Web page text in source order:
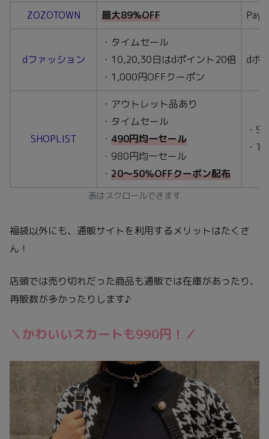
ZOZOTOWN 最大89%OFF
dファッション
・タイムセール
・10,20,30日はdポイント20倍
・1,000円OFFクーポン
dポ
SHOPLIST
・アウトレット品あり
・タイムセール
・ 490円均一セール
・980円均一セール
・ 20～50％OFFクーポン配布
・
・T
表はスクロールできます
福袋以外にも、通販サイトを利用するメリットはたくさ
ん！
店頭では売り切れだった商品も通販では在庫があったり、
再販数が多かったりします♪
＼かわいいスカートも990円！／